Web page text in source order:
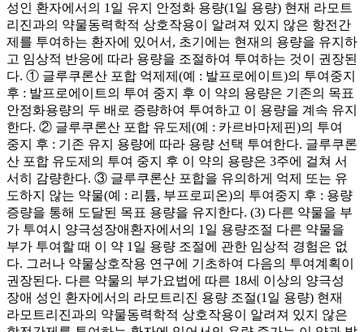
성인 환자에서의 1일 유지 안정화 용량(1일 용량) 현재 라모트
리진과의 약물동력학적 상호작용이 알려져 있지 않은 항전간
제를 투여하는 환자에 있어서, 초기에는 현재의 용량을 유지하
고 임상적 반응에 따라 용량을 조절하여 투여하는 것이 권장된
다. ① 글루쿠론산 포합 억제제(예 : 발프로에이트)의 투여중지
후 : 발프로에이트의 투여 중지 후 이 약의 용량은 기존의 목표
안정화용량의 두 배로 증량하여 투여하고 이 용량을 계속 유지
한다. ② 글루쿠론산 포합 유도제(예 : 카르바마제핀)의 투여
중지 후 : 기존 유지 용량에 따라 용량 선택 투여한다. 글루쿠론
산 포합 유도제의 투여 중지 후 이 약의 용량은 3주에 걸쳐 서
서히 감량한다. ③ 글루쿠론산 포합을 유의하게 억제 또는 유
도하지 않는 약물(예 : 리튬, 부프로피온)의 투여중지 후 : 용량
증량을 통해 도달된 목표 용량을 유지한다. (3) 다른 약물을 부
가 투여시 양극성장애환자에서의 1일 용량조절 다른 약물을
부가 투여할 때 이 약 1일 용량 조절에 관한 임상적 경험은 없
다. 그러나 약물상호작용 연구에 기초하여 다음의 투여계획이
권장된다. 다른 약물의 부가요법에 따른 18세 이상의 양극성
장애 성인 환자에서의 라모트리진 용량 조절(1일 용량) 현재
라모트리진과의 약물동력학적 상호작용이 알려져 있지 않은